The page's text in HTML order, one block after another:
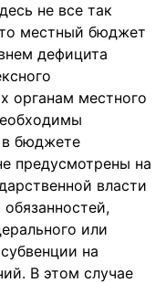
не все так
местный бюджет
дефицита
органам местного
бюджете
предусмотрены на
власти
или
на
В этом случае